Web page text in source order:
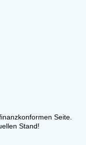
Seite.
Stand!